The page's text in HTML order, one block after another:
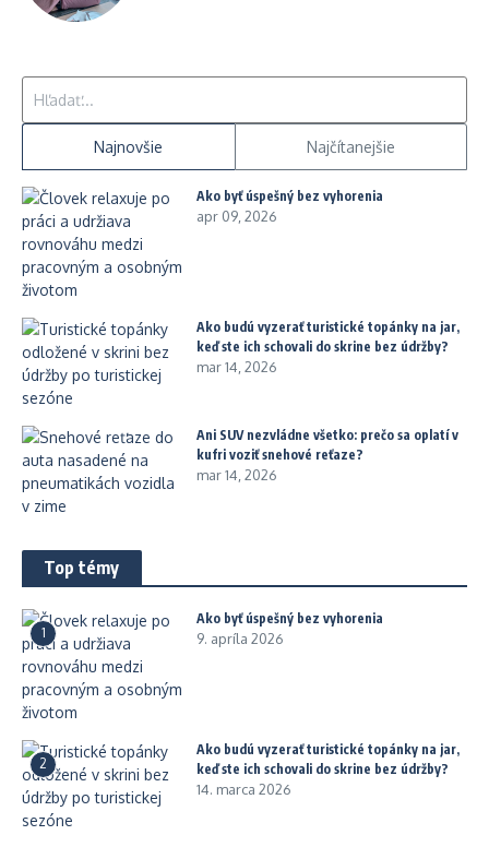
Najnovšie Najčítanejšie
Ako byť úspešný bez vyhorenia
apr 09, 2026
Ako budú vyzerať turistické topánky na jar,
keď ste ich schovali do skrine bez údržby?
mar 14, 2026
Ani SUV nezvládne všetko: prečo sa oplatí v
kufri voziť snehové reťaze?
mar 14, 2026
Top témy
1
Ako byť úspešný bez vyhorenia
9. apríla 2026
2
Ako budú vyzerať turistické topánky na jar,
keď ste ich schovali do skrine bez údržby?
14. marca 2026